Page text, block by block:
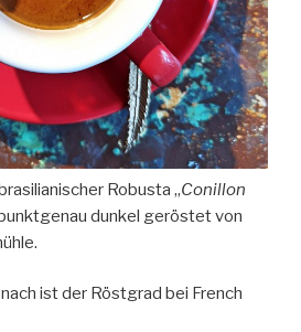
Robusta „Conillon
dunkel geröstet von
ist der Röstgrad bei French